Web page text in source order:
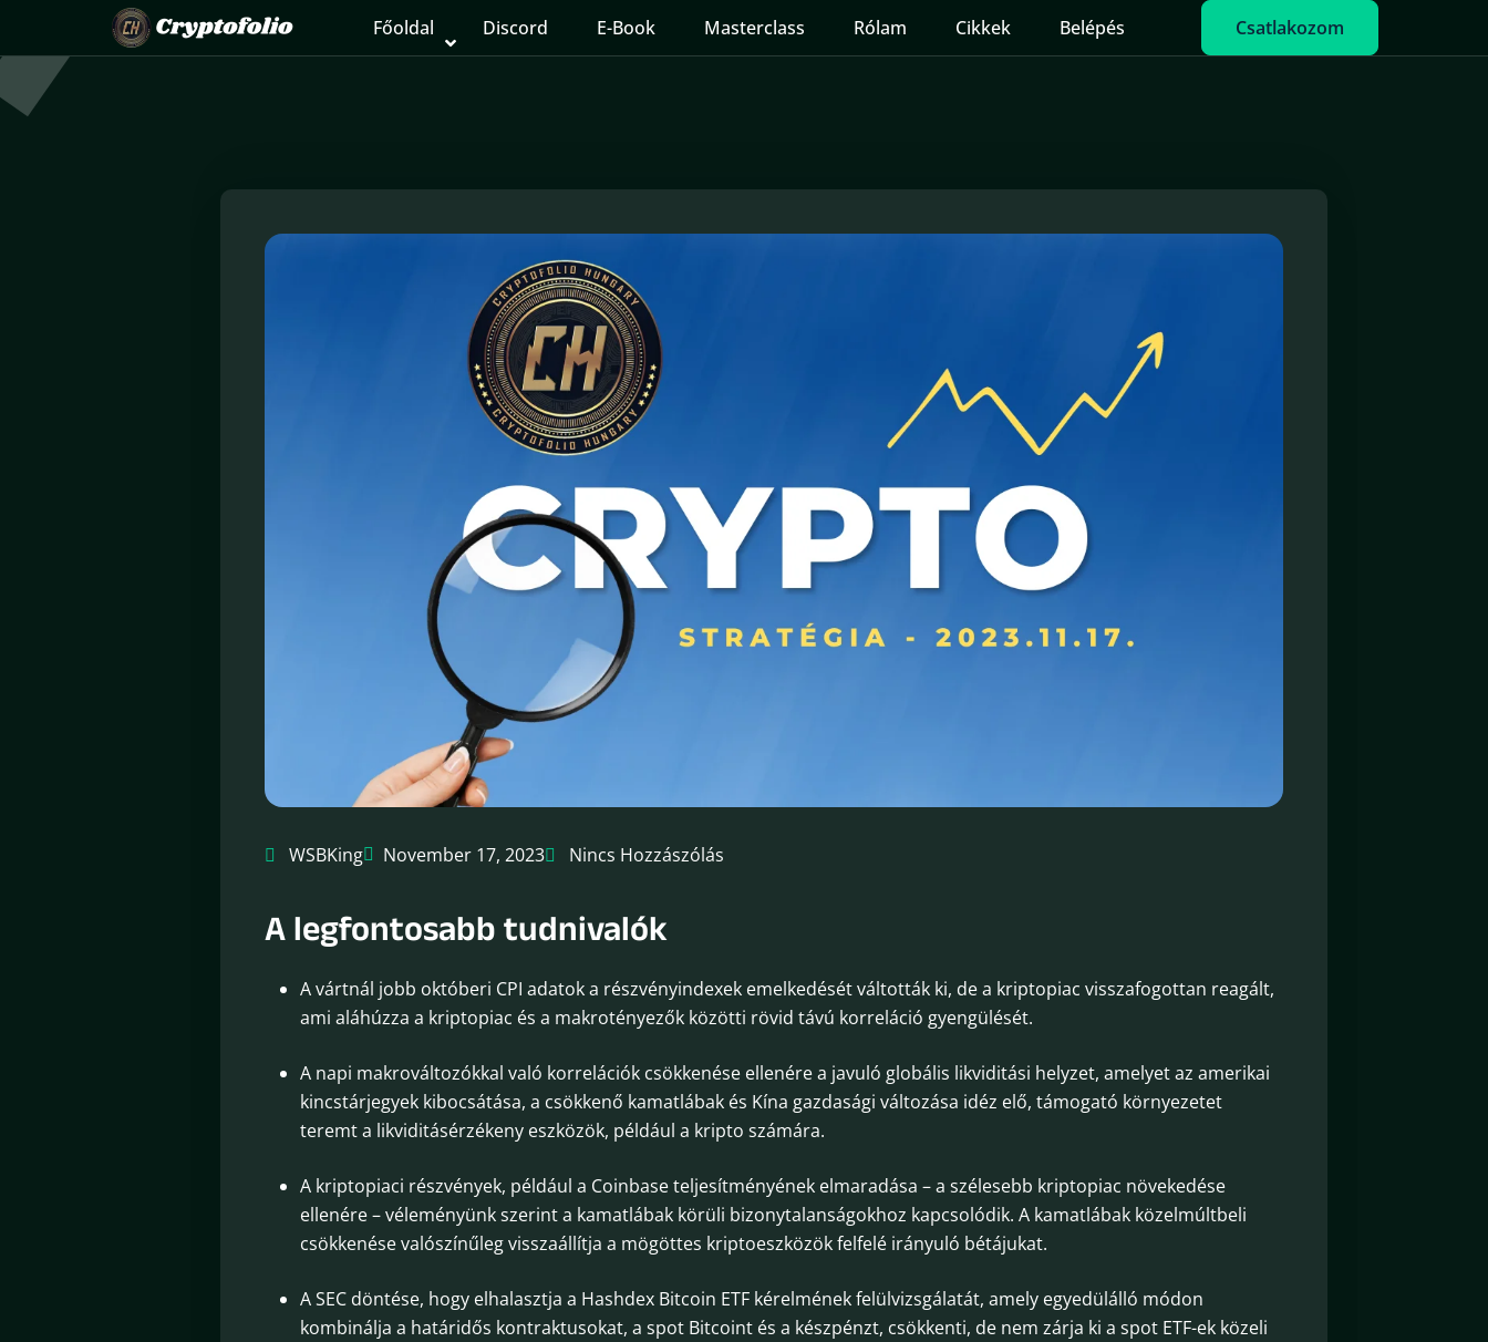
Főoldal Discord E-Book Masterclass Rólam Cikkek Belépés Csatlakozom
WSBKing November 17, 2023 Nincs Hozzászólás
A legfontosabb tudnivalók
A vártnál jobb októberi CPI adatok a részvényindexek emelkedését váltották ki, de a kriptopiac visszafogottan reagált,
ami aláhúzza a kriptopiac és a makrotényezők közötti rövid távú korreláció gyengülését.
A napi makrováltozókkal való korrelációk csökkenése ellenére a javuló globális likviditási helyzet, amelyet az amerikai
kincstárjegyek kibocsátása, a csökkenő kamatlábak és Kína gazdasági változása idéz elő, támogató környezetet
teremt a likviditásérzékeny eszközök, például a kripto számára.
A kriptopiaci részvények, például a Coinbase teljesítményének elmaradása – a szélesebb kriptopiac növekedése
ellenére – véleményünk szerint a kamatlábak körüli bizonytalanságokhoz kapcsolódik. A kamatlábak közelmúltbeli
csökkenése valószínűleg visszaállítja a mögöttes kriptoeszközök felfelé irányuló bétájukat.
A SEC döntése, hogy elhalasztja a Hashdex Bitcoin ETF kérelmének felülvizsgálatát, amely egyedülálló módon
kombinálja a határidős kontraktusokat, a spot Bitcoint és a készpénzt, csökkenti, de nem zárja ki a spot ETF-ek közeli